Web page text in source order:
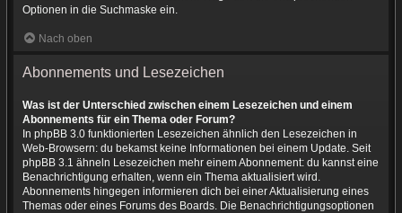
Optionen in die Suchmaske ein.
Nach oben
Abonnements und Lesezeichen
Was ist der Unterschied zwischen einem Lesezeichen und einem
Abonnements für ein Thema oder Forum?
In phpBB 3.0 funktionierten Lesezeichen ähnlich den Lesezeichen in
Web-Browsern: du bekamst keine Informationen bei einem Update. Seit
phpBB 3.1 ähneln Lesezeichen mehr einem Abonnement: du kannst eine
Benachrichtigung erhalten, wenn ein Thema aktualisiert wird.
Abonnements hingegen informieren dich bei einer Aktualisierung eines
Themas oder eines Forums des Boards. Die Benachrichtigungsoptionen